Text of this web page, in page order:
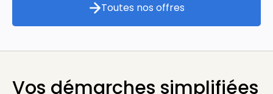
Toutes nos offres
Toutes nos offres
Vos démarches simplifiées